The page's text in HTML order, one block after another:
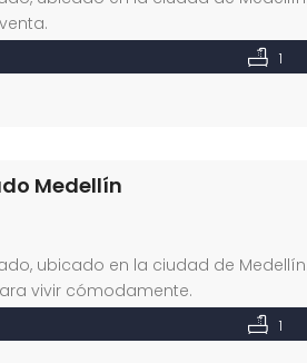
1
Medellín
ubicado en la ciudad de
vivir cómodamente.
1